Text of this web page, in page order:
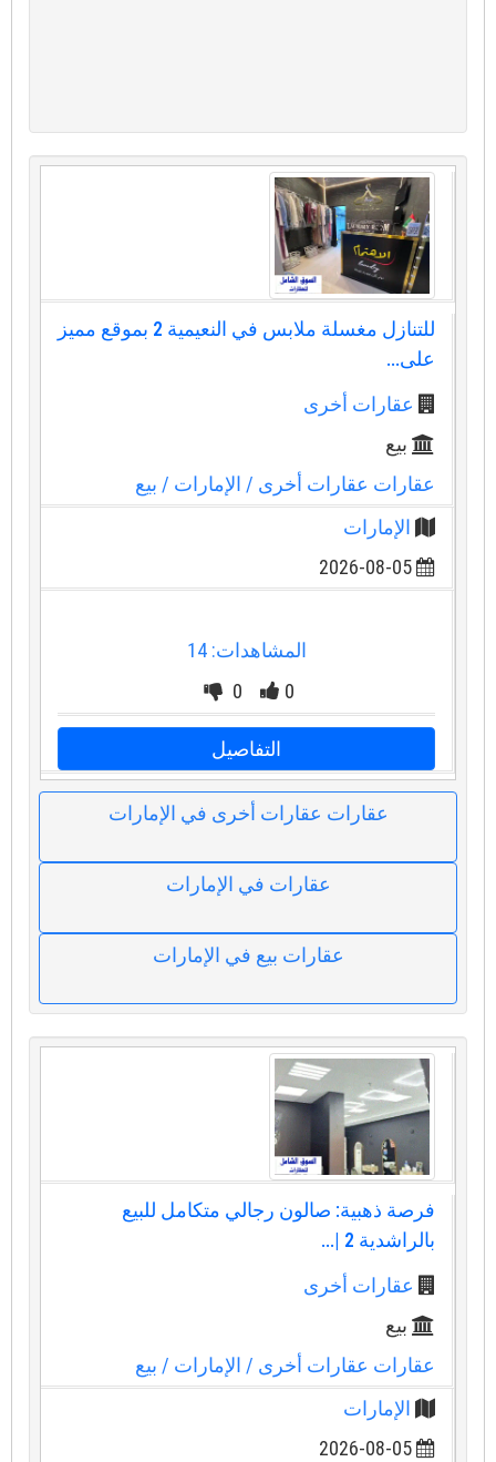
للتنازل مغسلة ملابس في النعيمية 2 بموقع مميز
على...
عقارات أخرى
بيع
عقارات عقارات أخرى/ الإمارات/ بيع
الإمارات
2026-08-05
المشاهدات: 14
0
0
التفاصيل
عقارات عقارات أخرى في الإمارات
عقارات في الإمارات
عقارات بيع في الإمارات
فرصة ذهبية: صالون رجالي متكامل للبيع
بالراشدية 2 |...
عقارات أخرى
بيع
عقارات عقارات أخرى/ الإمارات/ بيع
الإمارات
2026-08-05